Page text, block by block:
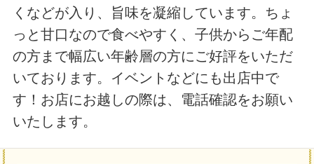
くなどが入り、旨味を凝縮しています。ちょ
っと甘口なので食べやすく、子供からご年配
の方まで幅広い年齢層の方にご好評をいただ
いております。イベントなどにも出店中で
す！お店にお越しの際は、電話確認をお願い
いたします。